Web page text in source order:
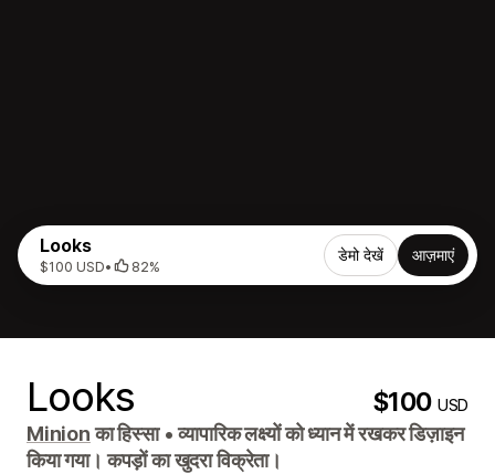
Looks
$100 USD• 82%
डेमो देखें आज़माएं
Looks $100USD
Minionका हिस्सा •व्यापारिक लक्ष्यों को ध्यान में रखकर डिज़ाइन
किया गया। कपड़ों का खुदरा विक्रेता।